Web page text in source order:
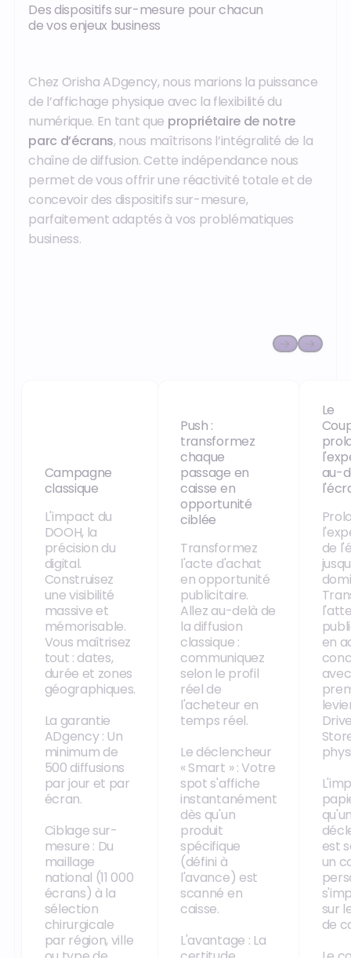
Des dispositifs sur-mesure pour chacun
de vos enjeux business
Chez Orisha ADgency, nous marions la puissance
de l’affichage physique avec la flexibilité du
numérique. En tant que propriétaire de notre
parc d’écrans, nous maîtrisons l’intégralité de la
chaîne de diffusion. Cette indépendance nous
permet de vous offrir une réactivité totale et de
concevoir des dispositifs sur-mesure,
parfaitement adaptés à vos problématiques
business.
Campagne
classique
L'impact du
DOOH, la
précision du
digital.
Construisez
une visibilité
massive et
mémorisable.
Vous maîtrisez
tout : dates,
durée et zones
géographiques.
La garantie
ADgency : Un
minimum de
500 diffusions
par jour et par
écran.
Ciblage sur-
mesure : Du
maillage
national (11 000
écrans) à la
sélection
chirurgicale
par région, ville
Push :
transformez
chaque
passage en
caisse en
opportunité
ciblée
Transformez
l'acte d'achat
en opportunité
publicitaire.
Allez au-delà de
la diffusion
classique :
communiquez
selon le profil
réel de
l'acheteur en
temps réel.
Le déclencheur
« Smart » : Votre
spot s'affiche
instantanément
dès qu'un
produit
spécifique
(défini à
l'avance) est
scanné en
caisse.
L'avantage : La
Le
au-
de
en
est
un
sur
de